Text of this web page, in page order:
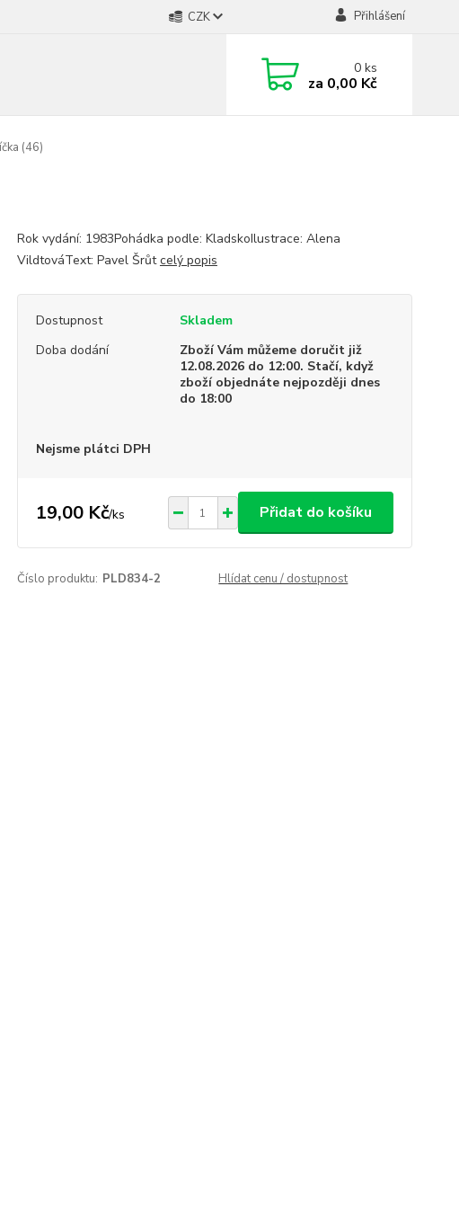
CZK Přihlášení
0ks
za 0,00 Kč
(46)
Rok vydání: 1983Pohádka podle: KladskoIlustrace: Alena
VildtováText: Pavel Šrůtcelý popis
Dostupnost
Skladem
Doba dodání
Zboží Vám můžeme doručit již
12.08.2026 do 12:00. Stačí, když
zboží objednáte nejpozději dnes
do 18:00
Nejsme plátci DPH
19,00 Kč/ks Přidat do košíku
Číslo produktu: PLD834-2 Hlídat cenu / dostupnost